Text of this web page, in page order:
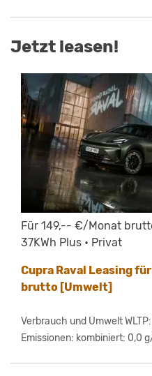
Jetzt leasen!
Für 149,-- €/Monat
37KWh Plus • Privat
Cupra Raval Leasing
brutto [Umwelt]
Verbrauch und Umwelt
Emissionen: kombiniert: 0,0